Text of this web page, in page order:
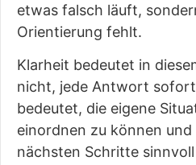
etwas falsch läuft,
Orientierung fehlt.
Klarheit bedeutet in
nicht, jede Antwort
bedeutet, die eigene
einordnen zu können
nächsten Schritte